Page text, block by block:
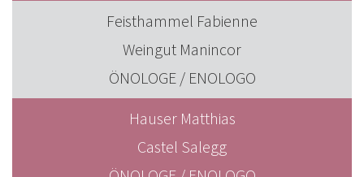
Feisthammel Fabienne
Weingut Manincor
ÖNOLOGE / ENOLOGO
Hauser Matthias
Castel Salegg